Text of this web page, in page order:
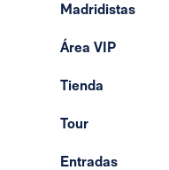
Madridistas
Área VIP
Tienda
Tour
Entradas